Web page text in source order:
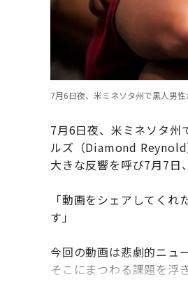
7月6日夜、米ミネソタ州で黒人男
7月6日夜、米ミネソタ州
ルズ（Diamond Reynold
大きな反響を呼び7月7日
「動画をシェアしてく
す」
今回の動画は悲劇的ニュ
そこにまつわる課題を浮